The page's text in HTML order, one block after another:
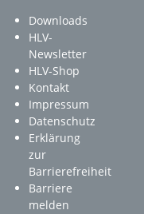
Downloads
HLV-
Newsletter
HLV-Shop
Kontakt
Impressum
Datenschutz
Erklärung
zur
Barrierefreiheit
Barriere
melden